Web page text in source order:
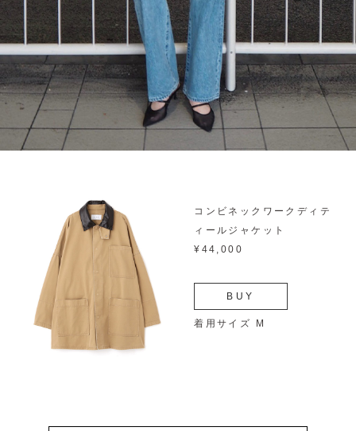
コンビネックワークディテ
ィールジャケット
¥44,000
BUY
着用サイズ M